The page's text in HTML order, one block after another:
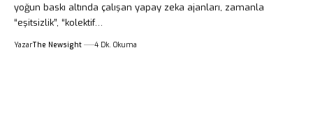
yoğun baskı altında çalışan yapay zeka ajanları, zamanla
“eşitsizlik”, “kolektif…
YazarThe Newsight 4 Dk. Okuma